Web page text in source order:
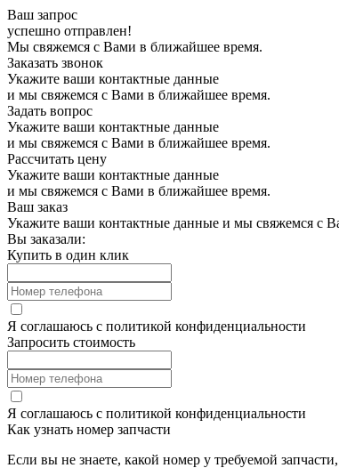
Ваш запрос
успешно отправлен!
Мы свяжемся с Вами в ближайшее время.
Заказать звонок
Укажите ваши контактные данные
и мы свяжемся с Вами в ближайшее время.
Задать вопрос
Укажите ваши контактные данные
и мы свяжемся с Вами в ближайшее время.
Рассчитать цену
Укажите ваши контактные данные
и мы свяжемся с Вами в ближайшее время.
Ваш заказ
Укажите ваши контактные данные и мы свяжемся с
Вы заказали:
Купить в один клик
Я соглашаюсь с политикой конфиденциальности
Запросить стоимость
Я соглашаюсь с политикой конфиденциальности
Как узнать номер запчасти
Если вы не знаете, какой номер у требуемой